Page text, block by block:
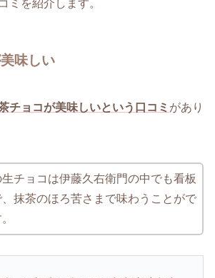
ミを紹介します。
味しい
チョコが美味しいという口コミ があり
チョコは伊藤久右衛門の中でも看板
抹茶のほろ苦さまで味わうことがで